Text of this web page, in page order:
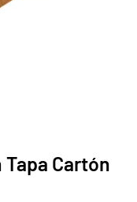
Tapa Cartón